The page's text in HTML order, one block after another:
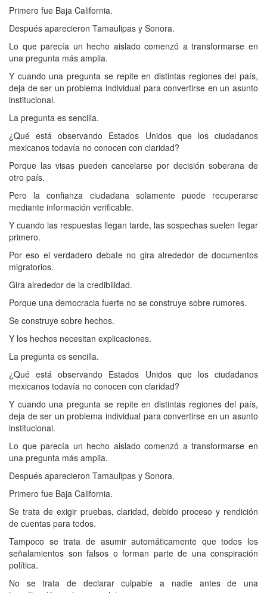
Primero fue Baja California.
Después aparecieron Tamaulipas y Sonora.
Lo que parecía un hecho aislado comenzó a transformarse en
una pregunta más amplia.
Y cuando una pregunta se repite en distintas regiones del país,
deja de ser un problema individual para convertirse en un asunto
institucional.
La pregunta es sencilla.
¿Qué está observando Estados Unidos que los ciudadanos
mexicanos todavía no conocen con claridad?
Porque las visas pueden cancelarse por decisión soberana de
otro país.
Pero la confianza ciudadana solamente puede recuperarse
mediante información verificable.
Y cuando las respuestas llegan tarde, las sospechas suelen llegar
primero.
Por eso el verdadero debate no gira alrededor de documentos
migratorios.
Gira alrededor de la credibilidad.
Porque una democracia fuerte no se construye sobre rumores.
Se construye sobre hechos.
Y los hechos necesitan explicaciones.
La pregunta es sencilla.
¿Qué está observando Estados Unidos que los ciudadanos
mexicanos todavía no conocen con claridad?
Y cuando una pregunta se repite en distintas regiones del país,
deja de ser un problema individual para convertirse en un asunto
institucional.
Lo que parecía un hecho aislado comenzó a transformarse en
una pregunta más amplia.
Después aparecieron Tamaulipas y Sonora.
Primero fue Baja California.
Se trata de exigir pruebas, claridad, debido proceso y rendición
de cuentas para todos.
Tampoco se trata de asumir automáticamente que todos los
señalamientos son falsos o forman parte de una conspiración
política.
No se trata de declarar culpable a nadie antes de una